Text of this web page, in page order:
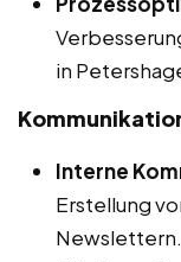
in
Interne
Erstellung
Newslettern.